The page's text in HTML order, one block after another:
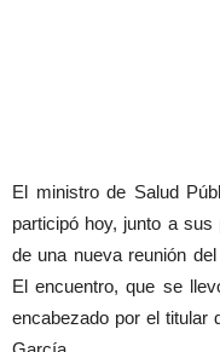
El ministro de Salud
participó hoy, junto a
de una nueva reunión
El encuentro, que se
encabezado por el titular